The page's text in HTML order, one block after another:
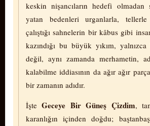
keskin nişancıların hedefi olmadan
yatan bedenleri urganlarla,
çalıştığı sahnelerin bir kâbus gibi
kazındığı bu büyük yıkım,
değil, aynı zamanda mer­ha­me­tin,
kalabilme iddiasının da ağır ağır
bir zamanın adıdır.
İşteGe­ce­ye Bir Güneş Çizdim,
karanlığın içinden doğdu;